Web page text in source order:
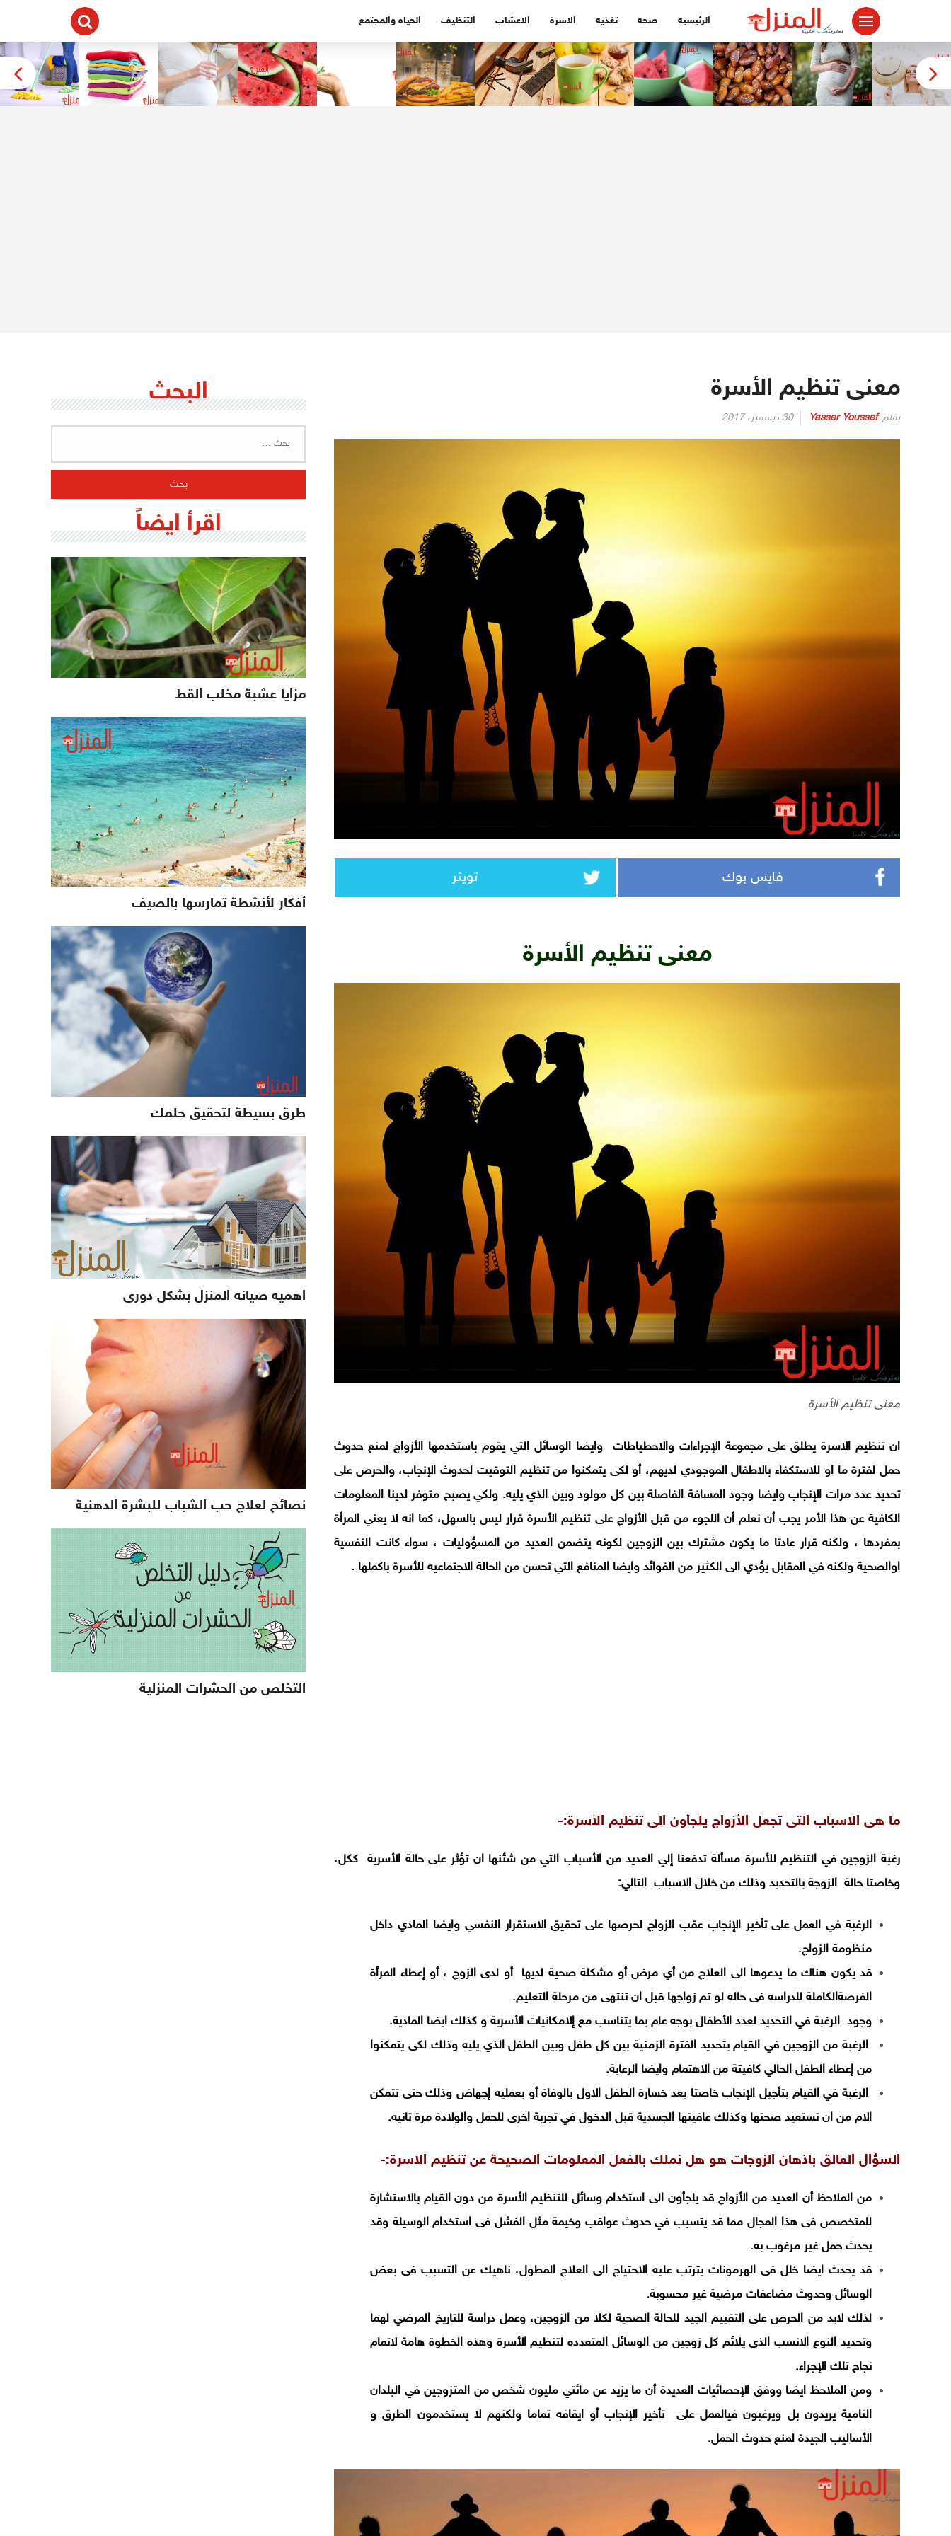
الرئيسيه صحه تغذيه الاسرة الاعشاب التنظيف الحياه والمجتمع
معنى تنظيم الأسرة
بقلم Yasser Youssef 30 ديسمبر، 2017
فايس بوك تويتر
معنى تنظيم الأسرة
معنى تنظيم الأسرة
ان تنظيم الاسرة يطلق على مجموعة الإجراءات والاحطياطات وايضا الوسائل التي يقوم باستخدمها الأزواج لمنع حدوث
حمل لفترة ما او للاستكفاء بالاطفال الموجودي لديهم، أو لكى يتمكنوا من تنظيم التوقيت لحدوث الإنجاب، والحرص على
تحديد عدد مرات الإنجاب وايضا وجود المسافة الفاصلة بين كل مولود وبين الذي يليه. ولكي يصبح متوفر لدينا المعلومات
الكافية عن هذا الأمر يجب أن نعلم أن اللجوء من قبل الأزواج على تنظيم الأسرة قرار ليس بالسهل، كما انه لا يعني المرأة
بمفردها ، ولكنه قرار عادتا ما يكون مشترك بين الزوجين لكونه يتضمن العديد من المسؤوليات ، سواء كانت النفسية
اوالصحية ولكنه في المقابل يؤدي الى الكثير من الفوائد وايضا المنافع التي تحسن من الحالة الاجتماعيه للأسرة باكملها .
ما هى الاسباب التى تجعل الأزواج يلجأون الى تنظيم الأسرة:-
رغبة الزوجين في التنظيم للأسرة مسألة تدفعنا إلي العديد من الأسباب التي من شئنها ان تؤثر على حالة الأسرية ككل،
وخاصتا حالة الزوجة بالتحديد وذلك من خلال الاسباب التالي:
الرغبة في العمل على تأخير الإنجاب عقب الزواج لحرصها على تحقيق الاستقرار النفسي وايضا المادي داخل
منظومة الزواج.
قد يكون هناك ما يدعوها الى العلاج من أي مرض أو مشكلة صحية لديها أو لدى الزوج ، أو إعطاء المرأة
الفرصةالكاملة للدراسه فى حاله لو تم زواجها قبل ان تنتهى من مرحلة التعليم.
وجود الرغبة في التحديد لعدد الأطفال بوجه عام بما يتناسب مع إلامكانيات الأسرية و كذلك ايضا المادية.
الرغبة من الزوجين في القيام بتحديد الفترة الزمنية بين كل طفل وبين الطفل الذي يليه وذلك لكى يتمكنوا
من إعطاء الطفل الحالي كافيتة من الاهتمام وايضا الرعاية.
الرغبة في القيام بتأجيل الإنجاب خاصتا بعد خسارة الطفل الاول بالوفاة أو بعمليه إجهاض وذلك حتى تتمكن
الام من ان تستعيد صحتها وكذلك عافيتها الجسدية قبل الدخول في تجربة اخرى للحمل والولادة مرة تانيه.
السؤال العالق باذهان الزوجات هو هل نملك بالفعل المعلومات الصحيحة عن تنظيم الاسرة:-
من الملاحظ أن العديد من الأزواج قد يلجأون الى استخدام وسائل للتنظيم الأسرة من دون القيام بالاستشارة
للمتخصص فى هذا المجال مما قد يتسبب في حدوث عواقب وخيمة مثل الفشل فى استخدام الوسيلة وقد
يحدث حمل غير مرغوب به.
قد يحدث ايضا خلل فى الهرمونات يترتب عليه الاحتياج الى العلاج المطول، ناهيك عن التسبب فى بعض
الوسائل وحدوث مضاعفات مرضية غير محسوبة.
لذلك لابد من الحرص على التقييم الجيد للحالة الصحية لكلا من الزوجين، وعمل دراسة للتاريخ المرضي لهما
وتحديد النوع الانسب الذى يلائم كل زوجين من الوسائل المتعدده لتنظيم الأسرة وهذه الخطوة هامة لاتمام
نجاح تلك الإجراء.
ومن الملاحظ ايضا ووفق الإحصائيات العديدة أن ما يزيد عن مائتي مليون شخص من المتزوجين في البلدان
النامية يريدون بل ويرغبون فيالعمل على تأخير الإنجاب أو ايقافه تماما ولكنهم لا يستخدمون الطرق و
الأساليب الجيدة لمنع حدوث الحمل.
البحث
اقرأ ايضاً
مزايا عشبة مخلب القط
أفكار لأنشطة تمارسها بالصيف
طرق بسيطة لتحقيق حلمك
اهميه صيانه المنزل بشكل دورى
نصائح لعلاج حب الشباب للبشرة الدهنية
التخلص من الحشرات المنزلية